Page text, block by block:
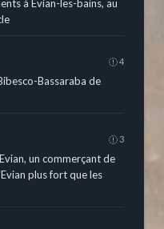
à Evian-les-bains, au
4
Bassaraba de
3
un commerçant de
plus fort que les